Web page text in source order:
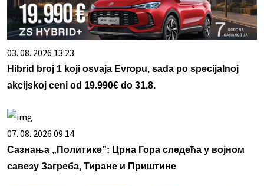
03. 08. 2026 13:23
Hibrid broj 1 koji osvaja Evropu, sada po specijalnoj
akcijskoj ceni od 19.990€ do 31.8.
07. 08. 2026 09:14
Сазнања „Политике”: Црна Гора следећа у војном
савезу Загреба, Тиране и Приштине